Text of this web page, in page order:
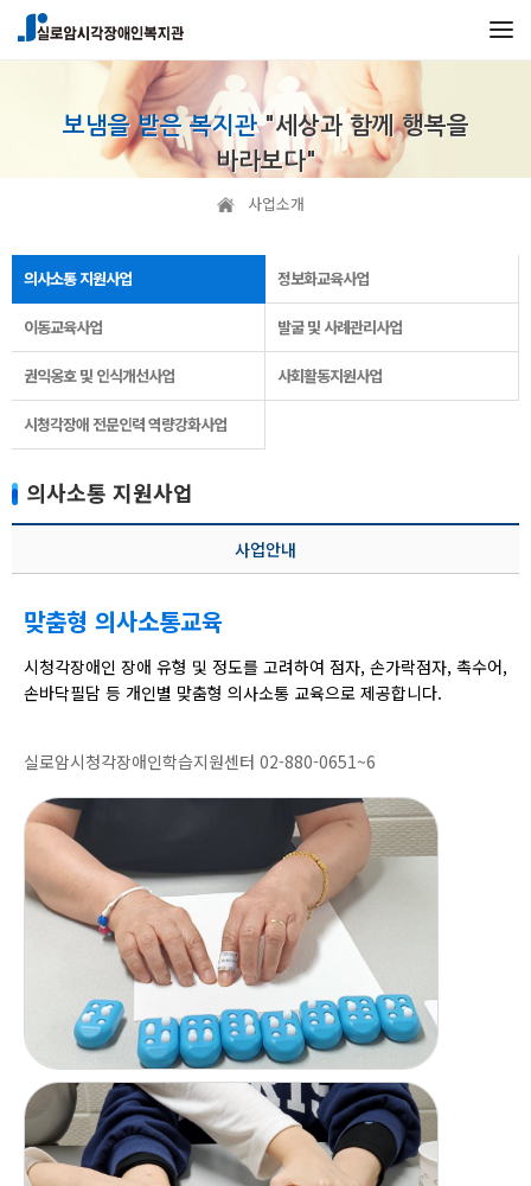
보냄을 받은 복지관"세상과 함께 행복을
바라보다"
사업소개
의사소통 지원사업 정보화교육사업
이동교육사업 발굴 및 사례관리사업
권익옹호 및 인식개선사업 사회활동지원사업
시청각장애 전문인력 역량강화사업
의사소통 지원사업
사업안내
맞춤형 의사소통교육
시청각장애인 장애 유형 및 정도를 고려하여 점자, 손가락점자, 촉수어,
손바닥필담 등 개인별 맞춤형 의사소통 교육으로 제공합니다.
실로암시청각장애인학습지원센터 02-880-0651~6